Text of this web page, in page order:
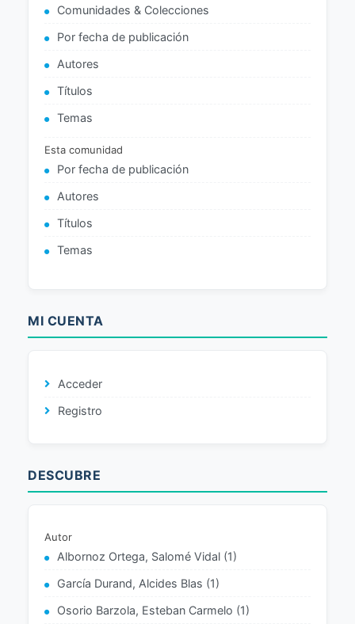
Comunidades & Colecciones
Por fecha de publicación
Autores
Títulos
Temas
Esta comunidad
Por fecha de publicación
Autores
Títulos
Temas
MI CUENTA
Acceder
Registro
DESCUBRE
Autor
Albornoz Ortega, Salomé Vidal (1)
García Durand, Alcides Blas (1)
Osorio Barzola, Esteban Carmelo (1)